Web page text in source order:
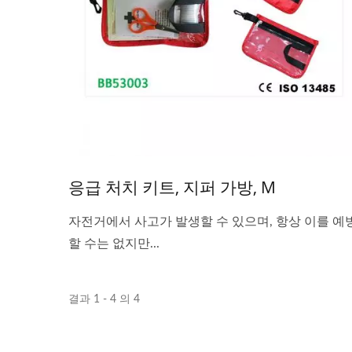
응급 처치 키트, 지퍼 가방, M
자전거에서 사고가 발생할 수 있으며, 항상 이를 예
할 수는 없지만...
결과 1 - 4 의 4